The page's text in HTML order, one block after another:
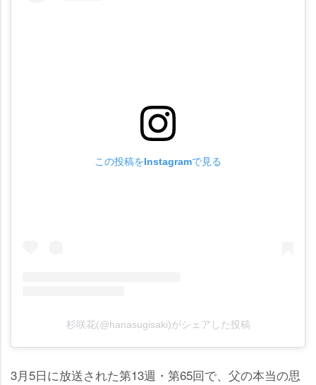
この投稿をInstagramで見る
杉咲花(@hanasugisaki)がシェアした投稿
3月5日に放送された第13週・第65回で、父の本当の思